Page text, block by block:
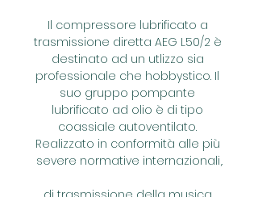
Il compressore lubrificato a
trasmissione diretta AEG L50/2 è
destinato ad un utlizzo sia
professionale che hobbystico. Il
suo gruppo pompante
lubrificato ad olio è di tipo
coassiale autoventilato.
Realizzato in conformità alle più
severe normative internazionali,.